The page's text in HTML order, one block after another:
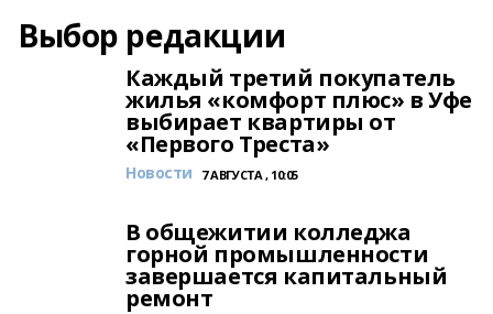
Выбор редакции
Каждый третий покупатель
жилья «комфорт плюс» в Уфе
выбирает квартиры от
«Первого Треста»
Новости 7 АВГУСТА , 10:05
В общежитии колледжа
горной промышленности
завершается капитальный
ремонт